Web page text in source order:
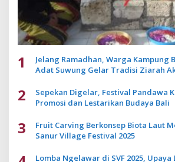
1
Jelang Ramadhan, Warga Kampung
Adat Suwung Gelar Tradisi Ziarah
2
Sepekan Digelar, Festival Pandawa
Promosi dan Lestarikan Budaya Bali
3
Fruit Carving Berkonsep Biota Laut
Sanur Village Festival 2025
Lomba Ngelawar di SVF 2025,